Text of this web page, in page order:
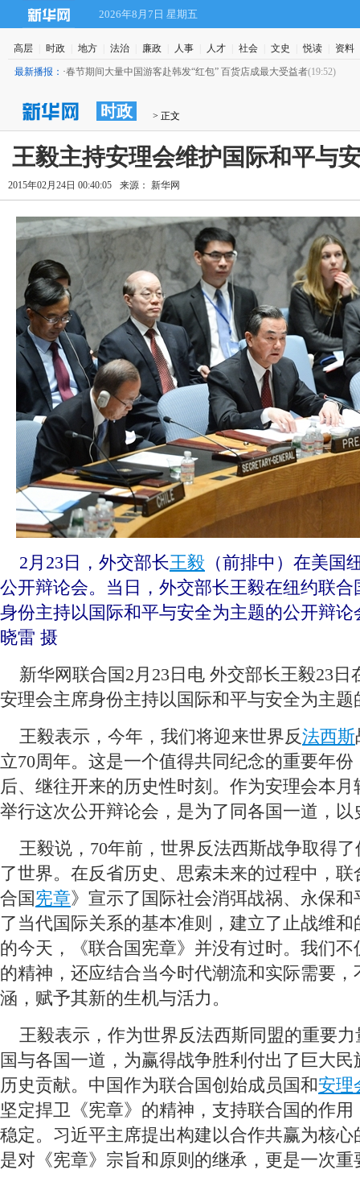
2026年8月7日 星期五
高层 时政 地方 法治 廉政 人事 人才 社会 文史 悦读 资料
最新播报： ·春节期间大量中国游客赴韩发“红包” 百货店成最大受益者(19:52)
时政 > 正文
王毅主持安理会维护国际和平与
2015年02月24日 00:40:05 来源： 新华网
2月23日，外交部长王毅 （前排中）在美国
公开辩论会。当日，外交部长王毅在纽约联
身份主持以国际和平与安全为主题的公开辩
晓雷 摄
新华网联合国2月23日电 外交部长王毅23日
安理会主席身份主持以国际和平与安全为主题
王毅表示，今年，我们将迎来世界反法西斯
立70周年。这是一个值得共同纪念的重要年
后、继往开来的历史性时刻。作为安理会本
举行这次公开辩论会，是为了同各国一道，
王毅说，70年前，世界反法西斯战争取得
了世界。在反省历史、思索未来的过程中，
合国宪章》宣示了国际社会消弭战祸、永保
了当代国际关系的基本准则，建立了止战维和
的今天，《联合国宪章》并没有过时。我们
的精神，还应结合当今时代潮流和实际需要
涵，赋予其新的生机与活力。
王毅表示，作为世界反法西斯同盟的重要力
国与各国一道，为赢得战争胜利付出了巨大
历史贡献。中国作为联合国创始成员国和安理
坚定捍卫《宪章》的精神，支持联合国的作
稳定。习近平主席提出构建以合作共赢为核
是对《宪章》宗旨和原则的继承，更是一次